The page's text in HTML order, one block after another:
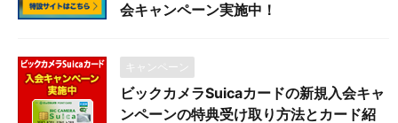
会キャンペーン実施中！
キャンペーン
ビックカメラSuicaカードの新規入会キャ
ンペーンの特典受け取り方法とカード紹